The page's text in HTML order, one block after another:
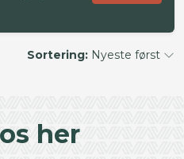
Sortering: Nyeste først
her